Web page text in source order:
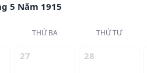
5 Năm 1915
THỨ BA THỨ TƯ
27 28